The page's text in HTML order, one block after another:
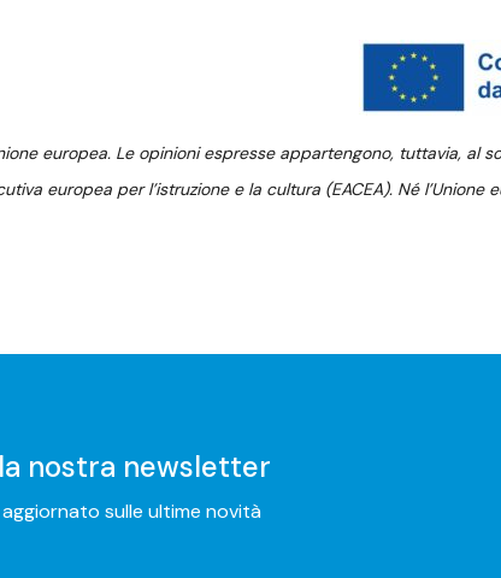
europea. Le opinioni espresse appartengono, tuttavia, al
europea per l’istruzione e la cultura (EACEA). Né
nostra newsletter
aggiornato sulle ultime novità